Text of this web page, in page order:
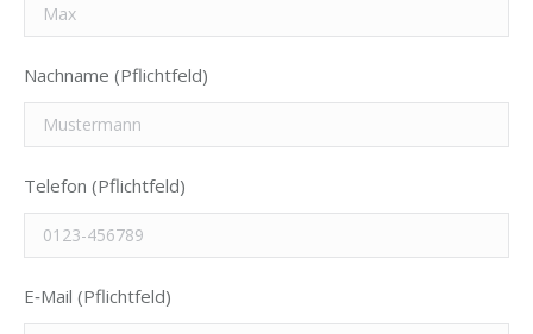
Nach­na­me (Pflicht­feld)
Tele­fon (Pflicht­feld)
E‑Mail (Pflicht­feld)